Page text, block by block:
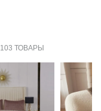
103 ТОВАРЫ